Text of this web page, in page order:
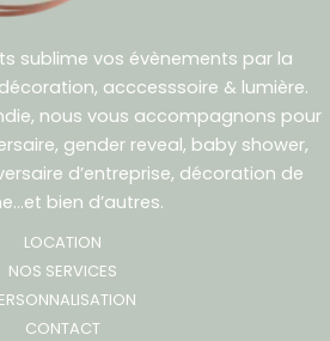
sublime vos évènements par la
acccesssoire & lumière.
nous vous accompagnons pour
gender reveal, baby shower,
d’entreprise, décoration de
bien d’autres.
LOCATION
NOS SERVICES
CONTACT